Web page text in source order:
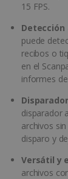
15 FPS.
puede
recibos o
en el
informes
disparador
archivos
disparo y
Versátil y
archivos